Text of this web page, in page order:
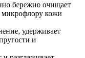
бережно очищает
микрофлору кожи
удерживает
и